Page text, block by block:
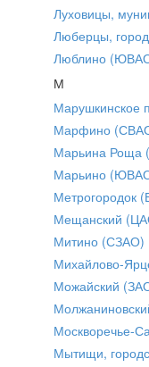
Луховицы,
Люберцы,
Люблино
М
Марушкинское
Марфино
Марьина Роща
Марьино
Метрогородок
Мещанский
Митино (СЗАО)
Михайлово-
Можайский
Москворечье-
Мытищи,